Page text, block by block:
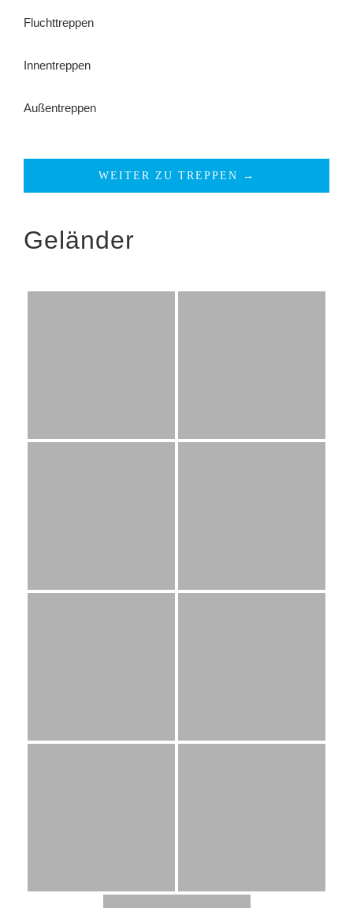
Fluchttreppen
Innentreppen
Außentreppen
WEITER ZU TREPPEN →
Geländer